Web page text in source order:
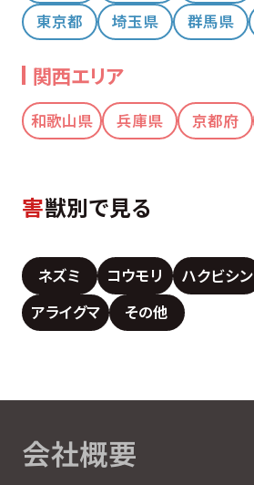
東京都
埼玉県 群馬県
関西エリア
和歌山県 兵庫県 京都府
害獣別で見る
ネズミ コウモリ ハクビシン
アライグマ
その他
会社概要